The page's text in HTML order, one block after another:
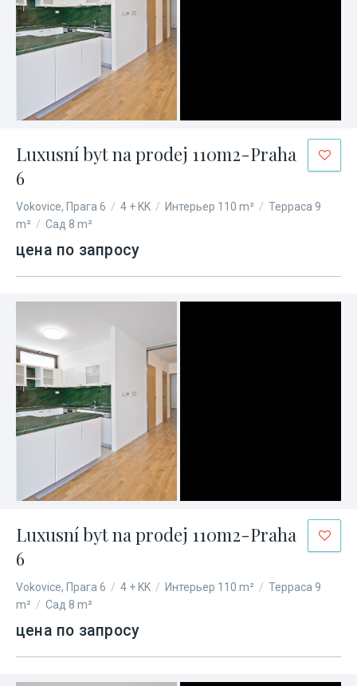
Luxusní byt na prodej 110m2-Praha
6
Vokovice, Прага 6 / 4 + KK / Интерьер 110 m² / Терраса 9
m² / Сад 8 m²
цена по запросу
Luxusní byt na prodej 110m2-Praha
6
Vokovice, Прага 6 / 4 + KK / Интерьер 110 m² / Терраса 9
m² / Сад 8 m²
цена по запросу